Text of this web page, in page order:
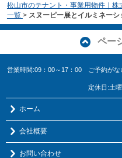
松山市のテナント・事業用物件｜
一覧 > スヌーピー展とイルミネー
ペー
営業時間:09：00～17：00 ご予約がな
定休日:土
ホーム
会社概要
お問い合わせ